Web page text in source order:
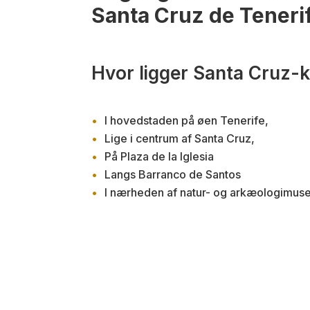
Santa Cruz de
Hvor ligger Santa Cruz-
I hovedstaden på øen Tenerife,
Lige i centrum af Santa Cruz,
På Plaza de la Iglesia
Langs Barranco de Santos
I nærheden af natur- og